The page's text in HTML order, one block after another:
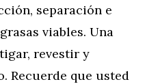
separación e
viables. Una
revestir y
Recuerde que usted